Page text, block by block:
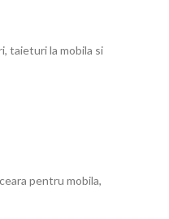
taieturi la mobila si
pentru mobila,